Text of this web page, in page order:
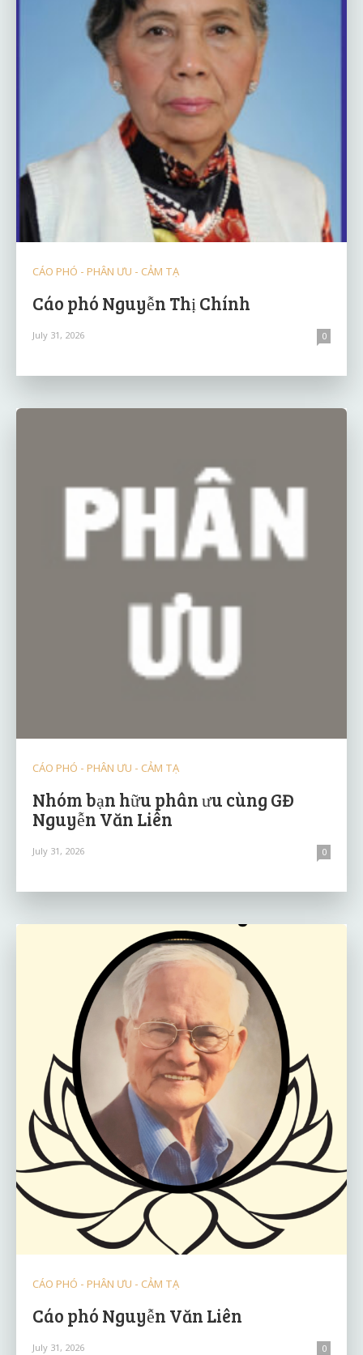
CÁO PHÓ - PHÂN ƯU - CẢM TẠ
Cáo phó Nguyễn Thị Chính
July 31, 2026 0
CÁO PHÓ - PHÂN ƯU - CẢM TẠ
Nhóm bạn hữu phân ưu cùng GĐ
Nguyễn Văn Liên
July 31, 2026 0
CÁO PHÓ - PHÂN ƯU - CẢM TẠ
Cáo phó Nguyễn Văn Liên
July 31, 2026 0